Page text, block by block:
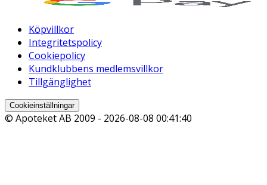
Köpvillkor
Integritetspolicy
Cookiepolicy
Kundklubbens medlemsvillkor
Tillgänglighet
Cookieinställningar
© Apoteket AB 2009 - 2026-08-08 00:41:40